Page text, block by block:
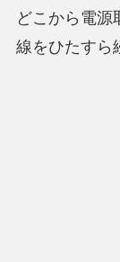
どこから電源
線をひたすら